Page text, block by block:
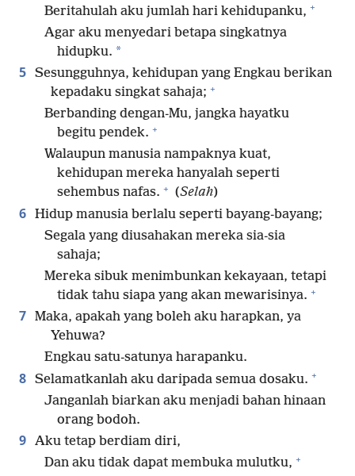
Beritahulah aku jumlah hari kehidupanku, +
Agar aku menyedari betapa singkatnya
hidupku. *
5 Sesungguhnya, kehidupan yang Engkau berikan
kepadaku singkat sahaja; +
Berbanding dengan-Mu, jangka hayatku
begitu pendek. +
Walaupun manusia nampaknya kuat,
kehidupan mereka hanyalah seperti
sehembus nafas. + (Selah)
6 Hidup manusia berlalu seperti bayang-bayang;
Segala yang diusahakan mereka sia-sia
sahaja;
Mereka sibuk menimbunkan kekayaan, tetapi
tidak tahu siapa yang akan mewarisinya. +
7 Maka, apakah yang boleh aku harapkan, ya
Yehuwa?
Engkau satu-satunya harapanku.
8 Selamatkanlah aku daripada semua dosaku. +
Janganlah biarkan aku menjadi bahan hinaan
orang bodoh.
9 Aku tetap berdiam diri,
Dan aku tidak dapat membuka mulutku, +